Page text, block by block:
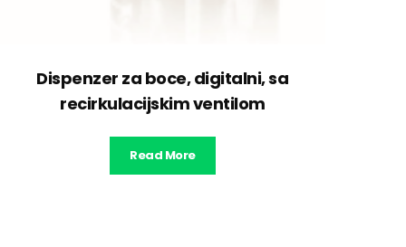
Dispenzer za boce, digitalni, sa
recirkulacijskim ventilom
Read More